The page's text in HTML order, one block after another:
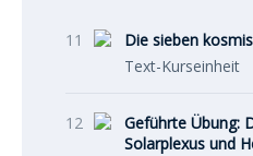
11
Die sieben
Text-Kurseinheit
12
Geführte Übung:
Solarplexus und